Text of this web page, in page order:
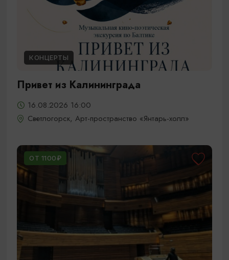
КОНЦЕРТЫ
Привет из Калининграда
16.08.2026 16:00
Светлогорск, Арт-пространство «Янтарь-холл»
ОТ 1100₽